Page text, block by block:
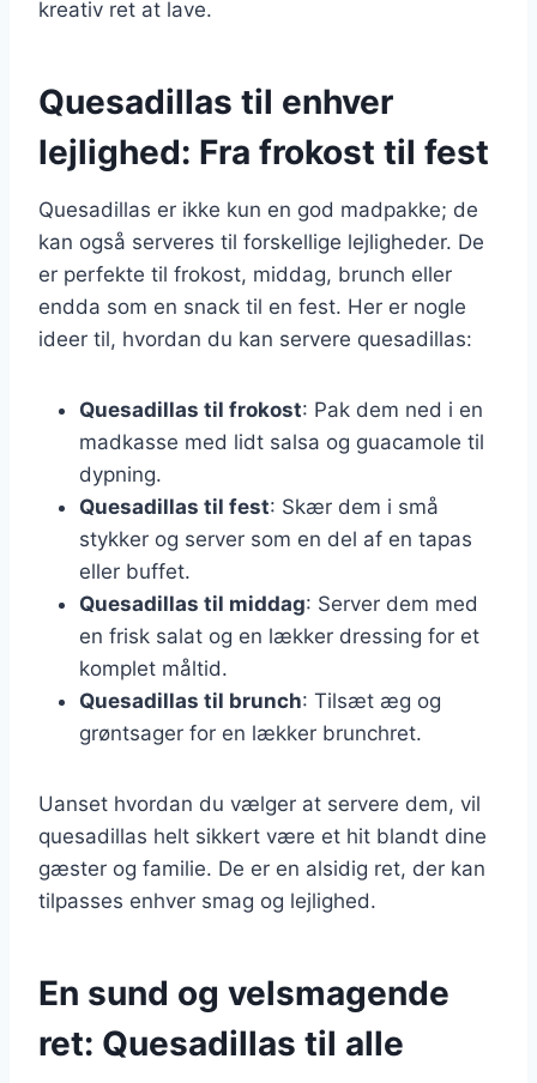
kreativ ret at lave.
Quesadillas til enhver
lejlighed: Fra frokost til fest
Quesadillas er ikke kun en god madpakke; de
kan også serveres til forskellige lejligheder. De
er perfekte til frokost, middag, brunch eller
endda som en snack til en fest. Her er nogle
ideer til, hvordan du kan servere quesadillas:
Quesadillas til frokost: Pak dem ned i en
madkasse med lidt salsa og guacamole til
dypning.
Quesadillas til fest: Skær dem i små
stykker og server som en del af en tapas
eller buffet.
Quesadillas til middag: Server dem med
en frisk salat og en lækker dressing for et
komplet måltid.
Quesadillas til brunch: Tilsæt æg og
grøntsager for en lækker brunchret.
Uanset hvordan du vælger at servere dem, vil
quesadillas helt sikkert være et hit blandt dine
gæster og familie. De er en alsidig ret, der kan
tilpasses enhver smag og lejlighed.
En sund og velsmagende
ret: Quesadillas til alle